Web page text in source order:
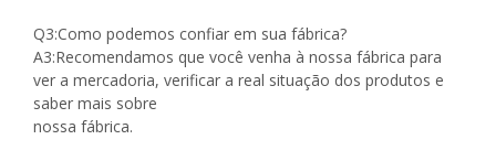
Q3:Como podemos confiar em sua fábrica?
A3:Recomendamos que você venha à nossa fábrica para
ver a mercadoria, verificar a real situação dos produtos e
saber mais sobre
nossa fábrica.